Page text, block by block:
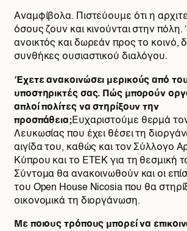
Αναμφίβολα. Πιστεύουμε ότι η
όσους ζουν και κινούνται στην
ανοικτός και δωρεάν προς το κοινό,
συνθήκες ουσιαστικού διαλόγου.
Έχετε ανακοινώσει μερικούς από
υποστηρικτές σας. Πώς μπορούν
απλοί πολίτες να στηρίξουν την
προσπάθεια;Ευχαριστούμε θερμά
Λευκωσίας που έχει θέσει τη
αιγίδα του, καθώς και τον Σύλλογο
Κύπρου και το ΕΤΕΚ για τη θεσμική
Σύντομα θα ανακοινωθούν και οι
του Open House Nicosia που θα
οικονομικά τη διοργάνωση.
Με ποιους τρόπους μπορεί να